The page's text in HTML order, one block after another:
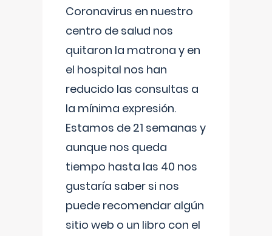
Coronavirus en nuestro
centro de salud nos
quitaron la matrona y en
el hospital nos han
reducido las consultas a
la mínima expresión.
Estamos de 21 semanas y
aunque nos queda
tiempo hasta las 40 nos
gustaría saber si nos
puede recomendar algún
sitio web o un libro con el